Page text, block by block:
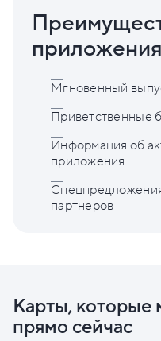
Мгновенный
Приветственные
Информация об
приложения
партнеров
Карты, которые
прямо сейчас